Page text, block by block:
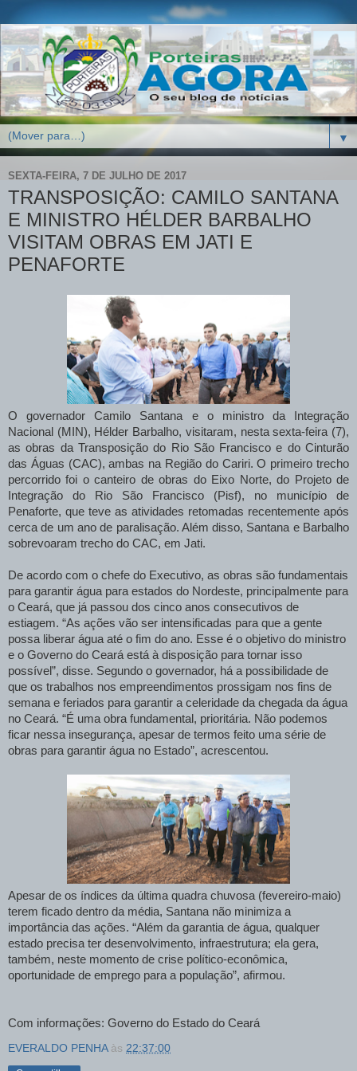
▼
SEXTA-FEIRA, 7 DE JULHO DE 2017
TRANSPOSIÇÃO: CAMILO SANTANA
E MINISTRO HÉLDER BARBALHO
VISITAM OBRAS EM JATI E
PENAFORTE
O governador Camilo Santana e o ministro da Integração
Nacional (MIN), Hélder Barbalho, visitaram, nesta sexta-feira (7),
as obras da Transposição do Rio São Francisco e do Cinturão
das Águas (CAC), ambas na Região do Cariri. O primeiro trecho
percorrido foi o canteiro de obras do Eixo Norte, do Projeto de
Integração do Rio São Francisco (Pisf), no município de
Penaforte, que teve as atividades retomadas recentemente após
cerca de um ano de paralisação. Além disso, Santana e Barbalho
sobrevoaram trecho do CAC, em Jati.
De acordo com o chefe do Executivo, as obras são fundamentais
para garantir água para estados do Nordeste, principalmente para
o Ceará, que já passou dos cinco anos consecutivos de
estiagem. “As ações vão ser intensificadas para que a gente
possa liberar água até o fim do ano. Esse é o objetivo do ministro
e o Governo do Ceará está à disposição para tornar isso
possível”, disse. Segundo o governador, há a possibilidade de
que os trabalhos nos empreendimentos prossigam nos fins de
semana e feriados para garantir a celeridade da chegada da água
no Ceará. “É uma obra fundamental, prioritária. Não podemos
ficar nessa insegurança, apesar de termos feito uma série de
obras para garantir água no Estado”, acrescentou.
Apesar de os índices da última quadra chuvosa (fevereiro-maio)
terem ficado dentro da média, Santana não minimiza a
importância das ações. “Além da garantia de água, qualquer
estado precisa ter desenvolvimento, infraestrutura; ela gera,
também, neste momento de crise político-econômica,
oportunidade de emprego para a população”, afirmou.
Com informações: Governo do Estado do Ceará
EVERALDO PENHA às 22:37:00